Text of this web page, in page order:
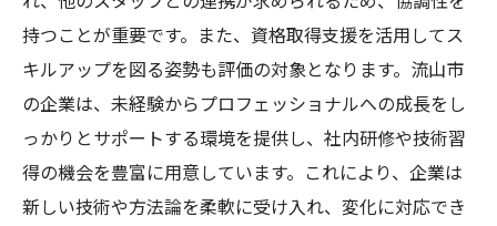
持つことが重要です。また、資格取得支援を活用してス
キルアップを図る姿勢も評価の対象となります。流山市
の企業は、未経験からプロフェッショナルへの成長をし
っかりとサポートする環境を提供し、社内研修や技術習
得の機会を豊富に用意しています。これにより、企業は
新しい技術や方法論を柔軟に受け入れ、変化に対応でき